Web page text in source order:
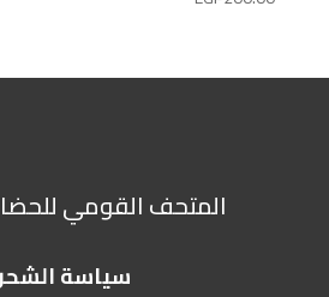
المتحف القومي
سياسة